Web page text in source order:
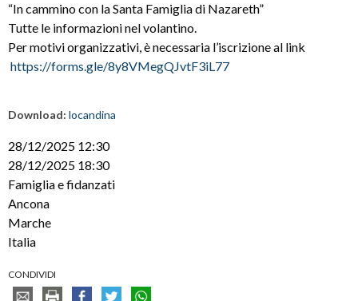
“In cammino con la Santa Famiglia di Nazareth”
Tutte le informazioni nel volantino.
Per motivi organizzativi, è necessaria l’iscrizione al link
https://forms.gle/8y8VMegQJvtF3iL77
Download: locandina
28/12/2025 12:30
28/12/2025 18:30
Famiglia e fidanzati
Ancona
Marche
Italia
CONDIVIDI